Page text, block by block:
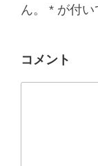
ん。 * が付い
コメント